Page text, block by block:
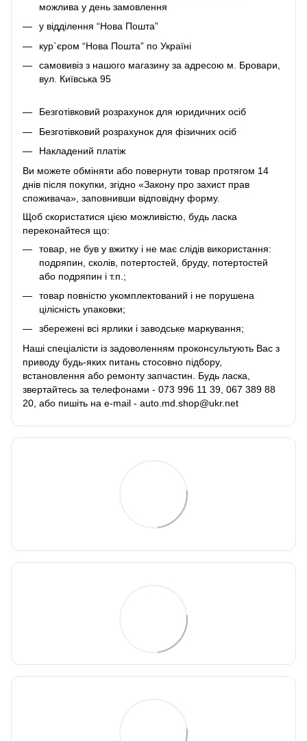
можлива у день замовлення
у відділення “Нова Пошта”
кур`єром “Нова Пошта” по Україні
самовивіз з нашого магазину за адресою м. Бровари,
вул. Київська 95
Безготівковий розрахунок для юридичних осіб
Безготівковий розрахунок для фізичних осіб
Накладений платіж
Ви можете обміняти або повернути товар протягом 14
днів після покупки, згідно «Закону про захист прав
споживача», заповнивши відповідну форму.
Щоб скористатися цією можливістю, будь ласка
переконайтеся що:
товар, не був у вжитку і не має слідів використання:
подряпин, сколів, потертостей, бруду, потертостей
або подряпин і т.п.;
товар повністю укомплектований і не порушена
цілісність упаковки;
збережені всі ярлики і заводське маркування;
Наші спеціалісти із задоволенням проконсультують Вас з
приводу будь-яких питань стосовно підбору,
встановлення або ремонту запчастин. Будь ласка,
звертайтесь за телефонами - 073 996 11 39, 067 389 88
20, або пишіть на e-mail - auto.md.shop@ukr.net